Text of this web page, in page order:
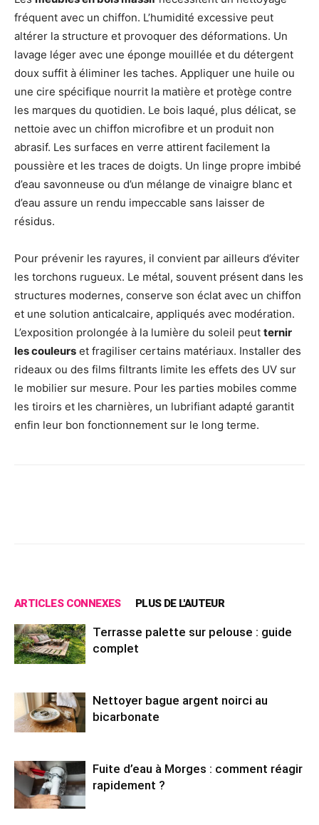
fréquent avec un chiffon. L’humidité excessive peut
altérer la structure et provoquer des déformations. Un
lavage léger avec une éponge mouillée et du détergent
doux suffit à éliminer les taches. Appliquer une huile ou
une cire spécifique nourrit la matière et protège contre
les marques du quotidien. Le bois laqué, plus délicat, se
nettoie avec un chiffon microfibre et un produit non
abrasif. Les surfaces en verre attirent facilement la
poussière et les traces de doigts. Un linge propre imbibé
d’eau savonneuse ou d’un mélange de vinaigre blanc et
d’eau assure un rendu impeccable sans laisser de
résidus.
Pour prévenir les rayures, il convient par ailleurs d’éviter
les torchons rugueux. Le métal, souvent présent dans les
structures modernes, conserve son éclat avec un chiffon
et une solution anticalcaire, appliqués avec modération.
L’exposition prolongée à la lumière du soleil peut ternir
les couleurs et fragiliser certains matériaux. Installer des
rideaux ou des films filtrants limite les effets des UV sur
le mobilier sur mesure. Pour les parties mobiles comme
les tiroirs et les charnières, un lubrifiant adapté garantit
enfin leur bon fonctionnement sur le long terme.
ARTICLES CONNEXES PLUS DE L'AUTEUR
Terrasse palette sur pelouse : guide
complet
Nettoyer bague argent noirci au
bicarbonate
Fuite d’eau à Morges : comment réagir
rapidement ?